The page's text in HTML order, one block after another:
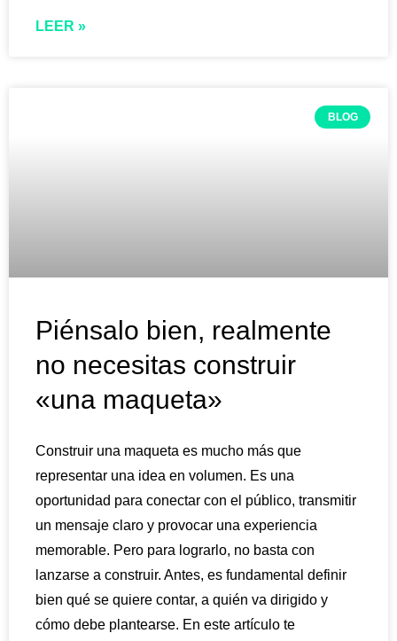
LEER »
BLOG
Piénsalo bien, realmente
no necesitas construir
«una maqueta»
Construir una maqueta es mucho más que
representar una idea en volumen. Es una
oportunidad para conectar con el público, transmitir
un mensaje claro y provocar una experiencia
memorable. Pero para lograrlo, no basta con
lanzarse a construir. Antes, es fundamental definir
bien qué se quiere contar, a quién va dirigido y
cómo debe plantearse. En este artículo te